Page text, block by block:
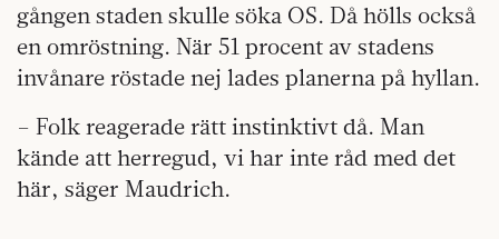
gången staden skulle söka OS. Då hölls också
en omröstning. När 51 procent av stadens
invånare röstade nej lades planerna på hyllan.
– Folk reagerade rätt instinktivt då. Man
kände att herregud, vi har inte råd med det
här, säger Maudrich.